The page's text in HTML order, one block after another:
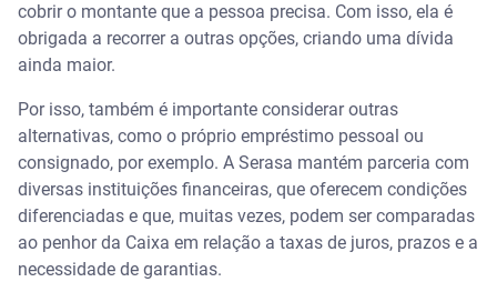
cobrir o montante que a pessoa precisa. Com isso, ela é
obrigada a recorrer a outras opções, criando uma dívida
ainda maior.
Por isso, também é importante considerar outras
alternativas, como o próprio empréstimo pessoal ou
consignado, por exemplo. A Serasa mantém parceria com
diversas instituições financeiras, que oferecem condições
diferenciadas e que, muitas vezes, podem ser comparadas
ao penhor da Caixa em relação a taxas de juros, prazos e a
necessidade de garantias.